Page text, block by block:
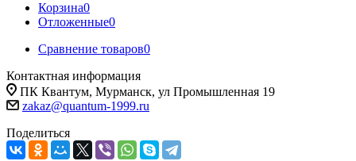
Корзина0
Отложенные0
Сравнение товаров0
Контактная информация
ПК Квантум, Мурманск, ул Промышленная 19
zakaz@quantum-1999.ru
Поделиться